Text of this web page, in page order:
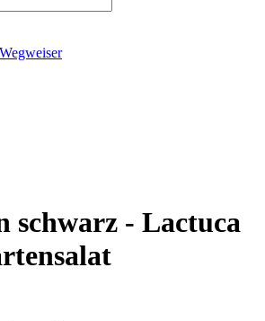
schwarz - Lactuca